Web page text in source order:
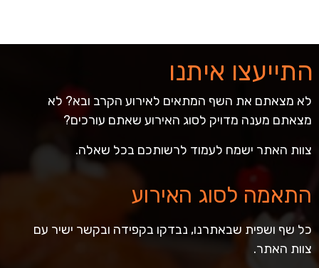
התייעצו איתנו
לא מצאתם את השף המתאים לאירוע הקרב ובא? לא
מצאתם מענה מדויק לסוג האירוע שאתם עורכים?
צוות האתר ישמח לעמוד לרשותכם בכל שאלה.
התאמה לסוג האירוע
כל שף ושפית שבאתרנו, נבדקו בקפידה ובקשר ישיר עם
צוות האתר.